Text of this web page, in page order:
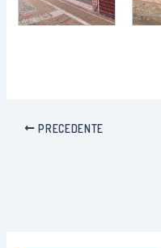
PRECEDENTE